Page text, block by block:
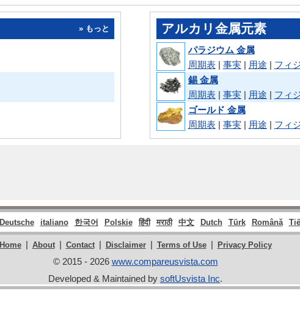
» もっと アルカリ金属元素
パラジウム 金属
周期表| 事実 | 用途 | フィ
錫 金属
周期表| 事実 | 用途 | フィ
ゴールド 金属
周期表| 事実 | 用途 | フィ
Deutsche italiano 한국어 Polskie हिंदी मराठी 中文 Dutch Türk Română
Home | About | Contact | Disclaimer | Terms of Use | Privacy Policy
© 2015 - 2026 www.compareusvista.com
Developed & Maintained by softUsvista Inc.